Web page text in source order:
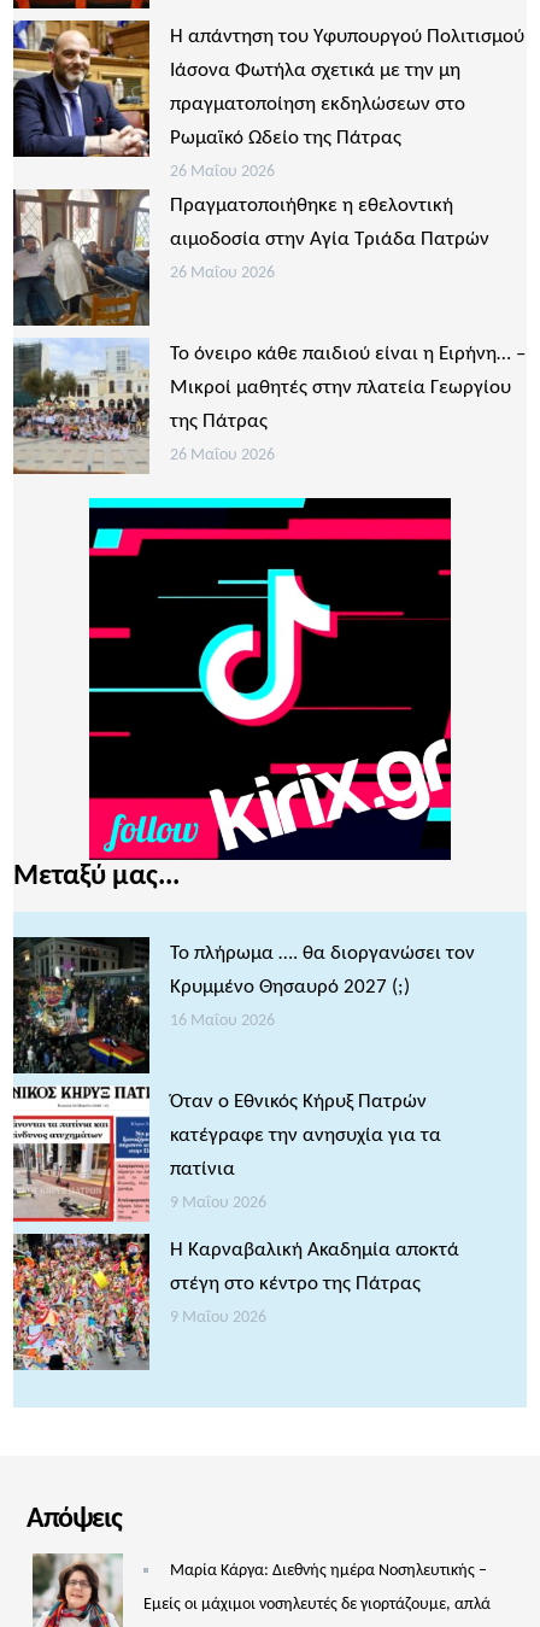
Η απάντηση του Υφυπουργού Πολιτισμού
Ιάσονα Φωτήλα σχετικά με την μη
πραγματοποίηση εκδηλώσεων στο
Ρωμαϊκό Ωδείο της Πάτρας
26 Μαΐου 2026
Πραγματοποιήθηκε η εθελοντική
αιμοδοσία στην Αγία Τριάδα Πατρών
26 Μαΐου 2026
Το όνειρο κάθε παιδιού είναι η Ειρήνη… –
Μικροί μαθητές στην πλατεία Γεωργίου
της Πάτρας
26 Μαΐου 2026
Μεταξύ μας...
Το πλήρωμα …. θα διοργανώσει τον
Κρυμμένο Θησαυρό 2027 (;)
16 Μαΐου 2026
Όταν ο Εθνικός Κήρυξ Πατρών
κατέγραφε την ανησυχία για τα
πατίνια
9 Μαΐου 2026
Η Καρναβαλική Ακαδημία αποκτά
στέγη στο κέντρο της Πάτρας
9 Μαΐου 2026
Απόψεις
Μαρία Κάργα: Διεθνής ημέρα Νοσηλευτικής –
Εμείς οι μάχιμοι νοσηλευτές δε γιορτάζουμε, απλά